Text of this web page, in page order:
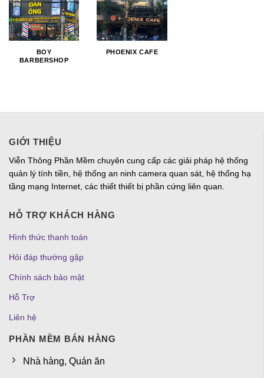
BOY
BARBERSHOP
PHOENIX CAFE
GIỚI THIỆU
Viễn Thông Phần Mềm chuyên cung cấp các giải pháp hệ thống
quản lý tính tiền, hệ thống an ninh camera quan sát, hệ thống hạ
tầng mạng Internet, các thiết thiết bị phần cứng liên quan.
HỖ TRỢ KHÁCH HÀNG
Hình thức thanh toán
Hỏi đáp thường gặp
Chính sách bảo mật
Hỗ Trợ
Liên hệ
PHẦN MỀM BÁN HÀNG
Nhà hàng, Quán ăn